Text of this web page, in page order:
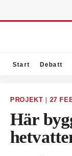
Start Debatt
PROJEKT 27
Här